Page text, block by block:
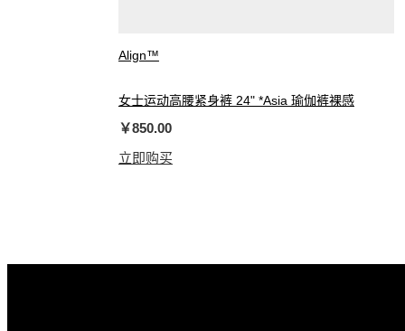
Align™
女士运动高腰紧身裤 24" *Asia 瑜伽裤裸感
￥850.00
立即购买